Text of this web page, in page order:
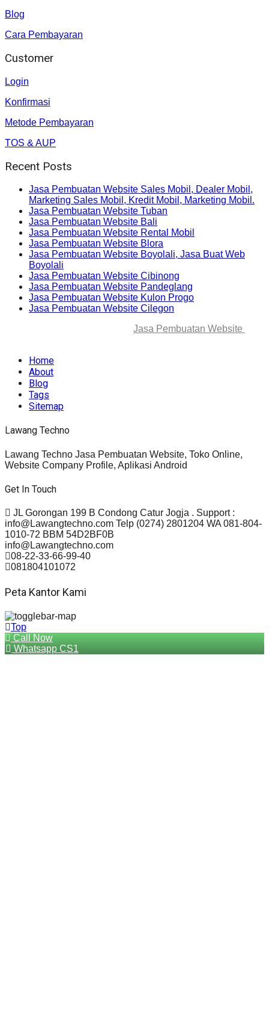
Blog
Cara Pembayaran
Customer
Login
Konfirmasi
Metode Pembayaran
TOS & AUP
Recent Posts
Jasa Pembuatan Website Sales Mobil, Dealer Mobil,
Marketing Sales Mobil, Kredit Mobil, Marketing Mobil.
Jasa Pembuatan Website Tuban
Jasa Pembuatan Website Bali
Jasa Pembuatan Website Rental Mobil
Jasa Pembuatan Website Blora
Jasa Pembuatan Website Boyolali, Jasa Buat Web
Boyolali
Jasa Pembuatan Website Cibinong
Jasa Pembuatan Website Pandeglang
Jasa Pembuatan Website Kulon Progo
Jasa Pembuatan Website Cilegon
Jasa Pembuatan Website
Home
About
Blog
Tags
Sitemap
Lawang Techno
Lawang Techno Jasa Pembuatan Website, Toko Online,
Website Company Profile, Aplikasi Android
Get In Touch
JL Gorongan 199 B Condong Catur Jogja . Support :
info@Lawangtechno.com Telp (0274) 2801204 WA 081-804-
1010-72 BBM 54D2BF0B
info@Lawangtechno.com
08-22-33-66-99-40
081804101072
Peta Kantor Kami
Top
Call Now
Whatsapp CS1